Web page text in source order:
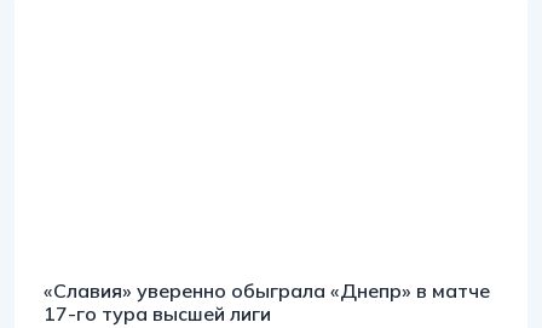
«Славия» уверенно обыграла «Днепр» в матче
17-го тура высшей лиги